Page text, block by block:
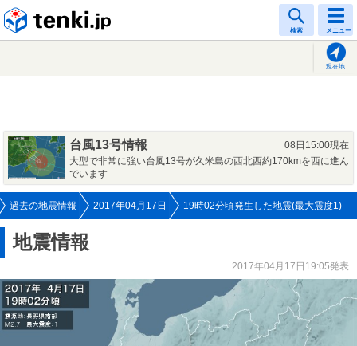
検索 メニュー
現在地
台風13号情報
08日15:00現在
大型で非常に強い台風13号が久米島の西北西約170kmを西に進ん
でいます
過去の地震情報 2017年04月17日 19時02分頃発生した地震(最大震度1)
地震情報
2017年04月17日19:05発表